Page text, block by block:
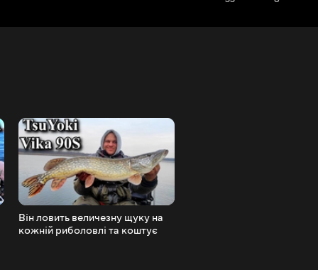
Він ловить величезну щуку на
кожній риболовлі та коштує